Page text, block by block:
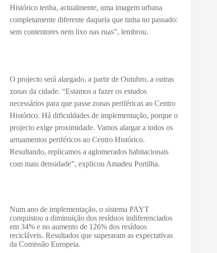
Histórico tenha, actualmente, uma imagem urbana
completamente diferente daquela que tinha no passado:
sem contentores nem lixo nas ruas”, lembrou.
O projecto será alargado, a partir de Outubro, a outras
zonas da cidade. “Estamos a fazer os estudos
necessários para que passe zonas periféricas ao Centro
Histórico. Há dificuldades de implementação, porque o
projecto exige proximidade. Vamos alargar a todos os
arruamentos periféricos ao Centro Histórico.
Resultando, replicamos a aglomerados habitacionais
com mais densidade”, explicou Amadeu Portilha.
Num ano de implementação, o sistema PAYT
conquistou a diminuição dos resíduos indiferenciados
em 34% e no aumento de 126% dos resíduos
recicláveis. Resultados que superaram as expectativas
da Comissão Europeia.